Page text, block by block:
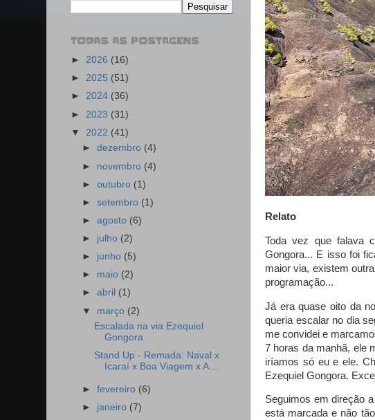
Relato
Toda vez que falava
Gongora... E isso foi
maior via, existem
programação...
Já era quase oito da
queria escalar no dia
me convidei e
7 horas da manhã, ele
iríamos só eu e ele.
Ezequiel Gongora.
Seguimos em direção
está marcada e não
TODAS AS POSTAGENS
► 2026 (16)
► 2025 (51)
► 2024 (36)
► 2023 (31)
▼ 2022 (41)
►dezembro (4)
► novembro (4)
►outubro (1)
►setembro (1)
►agosto (6)
► julho (2)
► junho (5)
► maio (2)
►abril (1)
▼ março (2)
Escalada na via Ezequiel
Gongora
Stand Up - Remada: Naval x
Icaraí x Boa Viagem x A...
►fevereiro (6)
► janeiro (7)